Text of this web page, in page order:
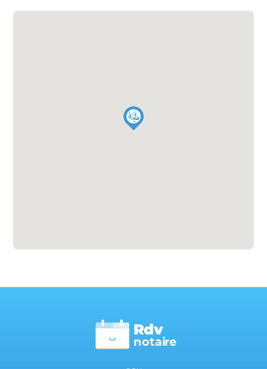
notaire
Rdv